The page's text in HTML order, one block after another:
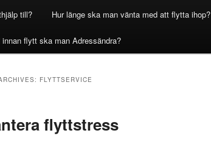
till? Hur länge ska man vänta med att flytta ihop?
innan flytt ska man Adressändra?
FLYTTSERVICE
flyttstress